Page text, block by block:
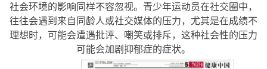
社会环境的影响同样不容忽视。青少年运动员在社交圈中，
往往会遇到来自同龄人或社交媒体的压力，尤其是在成绩不
理想时，可能会遭遇批评、嘲笑或排斥，这种社会性的压力
可能会加剧抑郁症的症状。